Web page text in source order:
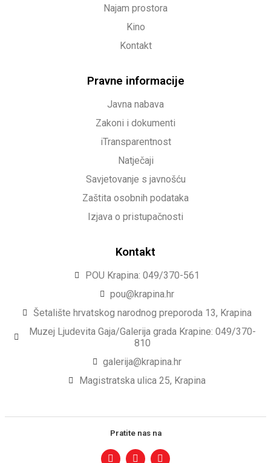
Najam prostora
Kino
Kontakt
Pravne informacije
Javna nabava
Zakoni i dokumenti
iTransparentnost
Natječaji
Savjetovanje s javnošću
Zaštita osobnih podataka
Izjava o pristupačnosti
Kontakt
POU Krapina: 049/370-561
pou@krapina.hr
Šetalište hrvatskog narodnog preporoda 13, Krapina
Muzej Ljudevita Gaja/Galerija grada Krapine: 049/370-
810
galerija@krapina.hr
Magistratska ulica 25, Krapina
Pratite nas na